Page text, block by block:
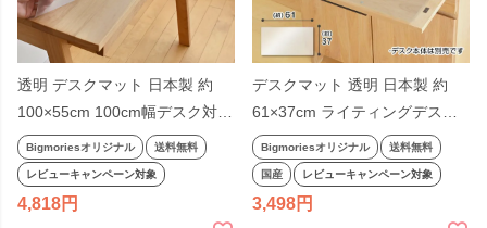
透明 デスクマット 日本製 約
100×55cm 100cm幅デスク対応
長方形 厚さ1mm 非密着タイプ
無地 幅100cm 100cm幅 奥行
55cm 学習机 事務机 勉強机 デ
スク 透明マット ビッグモリー
Bigmoriesオリジナル 送料無料
レビューキャンペーン対象
4,818
デスクマット 透明 日本製 約
61×37cm ライティングデスク
用 厚さ1mm 両面シール付き 非
密着タイプ クリアー 対応：ピ
ュアライティングビューロー
Bigmoriesオリジナル 送料無料
国産 レビューキャンペーン対象
3,498